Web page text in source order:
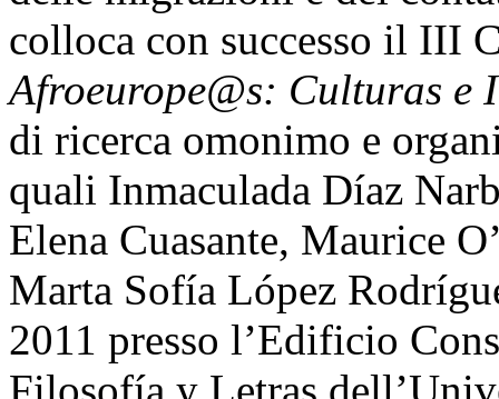
colloca con successo il III
Afroeurope@s: Culturas e
di ricerca omonimo e
quali Inmaculada Díaz
Elena Cuasante, Maurice
Marta Sofía López
2011 presso l’Edificio
Filosofía y Letras